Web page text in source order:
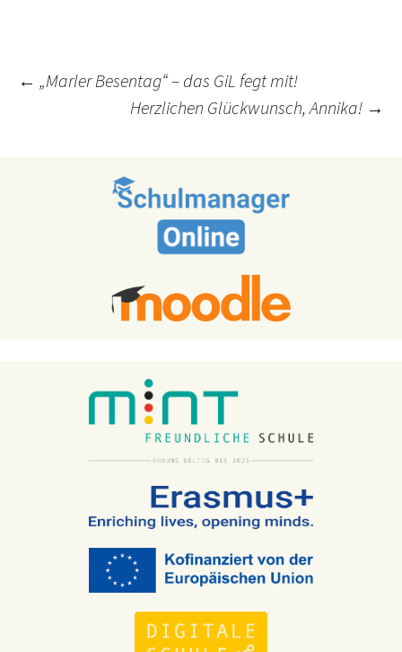
Post
← „Marler Besentag“ – das GiL fegt mit!
Herzlichen Glückwunsch, Annika! →